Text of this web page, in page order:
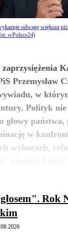
odwagę większą
wPolsce24)
Przemysław
w
Polityk nie
głowy
w
wyborach,
zobacz
Rok